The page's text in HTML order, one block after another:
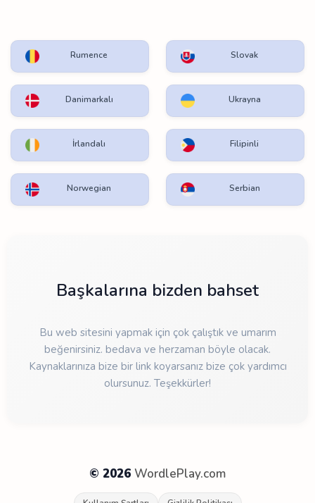
Rumence Slovak
Danimarkalı Ukrayna
İrlandalı Filipinli
Norwegian Serbian
Başkalarına bizden bahset
Bu web sitesini yapmak için çok çalıştık ve umarım
beğenirsiniz. bedava ve herzaman böyle olacak.
Kaynaklarınıza bize bir link koyarsanız bize çok yardımcı
olursunuz. Teşekkürler!
© 2026 WordlePlay.com